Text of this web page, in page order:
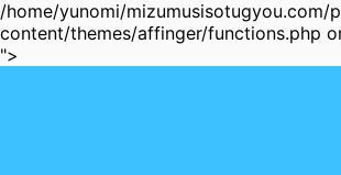
/home/yunomi/mizumusisotugyou.com/
content/themes/affinger/functions.php
">